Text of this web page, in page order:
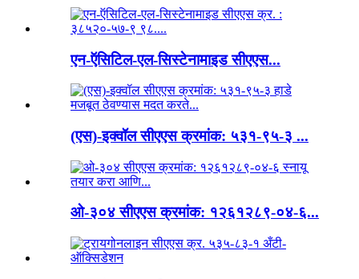
एन-ऍसिटिल-एल-सिस्टेनामाइड सीएएस...
(एस)-इक्वॉल सीएएस क्रमांक: ५३१-९५-३ ...
ओ-३०४ सीएएस क्रमांक: १२६१२८९-०४-६...